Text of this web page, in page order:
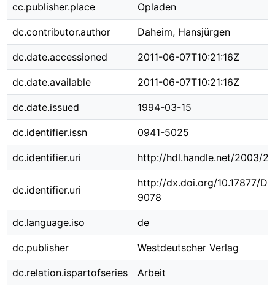
cc.publisher.place Opladen
dc.contributor.author Daheim, Hansjürgen
dc.date.accessioned 2011-06-07T10:21:16Z
dc.date.available 2011-06-07T10:21:16Z
dc.date.issued 1994-03-15
dc.identifier.issn 0941-5025
dc.identifier.uri http://hdl.handle.net/2003/
dc.identifier.uri
http://dx.doi.org/10.17877/
9078
dc.language.iso de
dc.publisher Westdeutscher Verlag
dc.relation.ispartofseries Arbeit